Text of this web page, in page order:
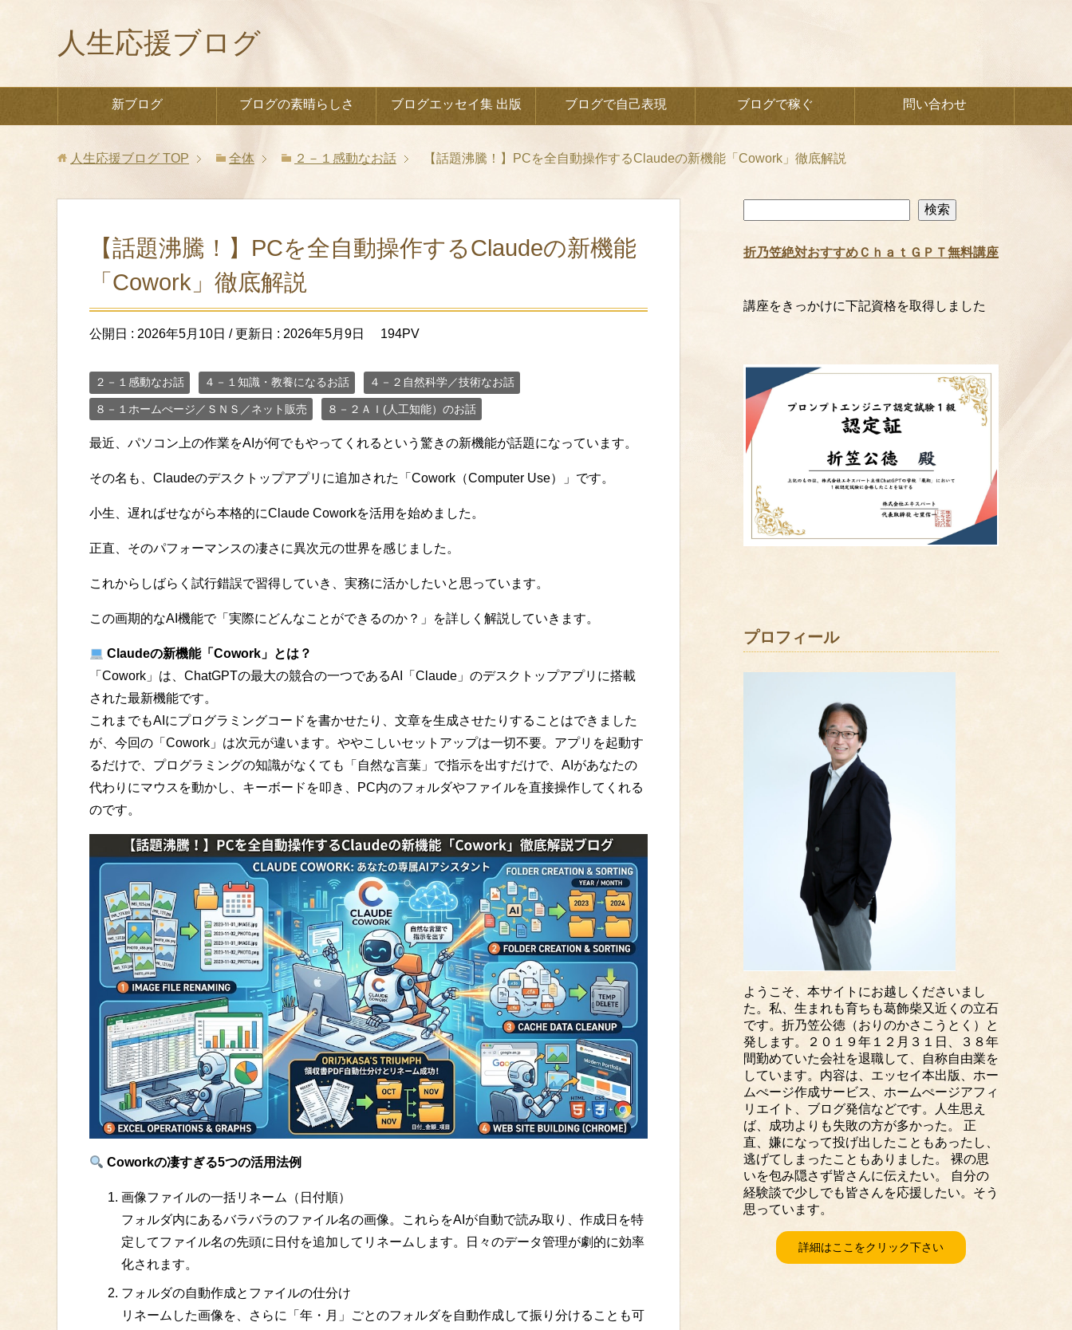
人生応援ブログ
新ブログ ブログの素晴らしさ ブログエッセイ集 出版 ブログで自己表現 ブログで稼ぐ 問い合わせ
人生応援ブログ TOP 全体 ２－１感動なお話 【話題沸騰！】PCを全自動操作するClaudeの新機能「Cowork」徹底解説
【話題沸騰！】PCを全自動操作するClaudeの新機能
「Cowork」徹底解説
公開日 : 2026年5月10日 / 更新日 : 2026年5月9日 194PV
２－１感動なお話 ４－１知識・教養になるお話 ４－２自然科学／技術なお話
８－１ホームぺージ／ＳＮＳ／ネット販売 ８－２ＡＩ(人工知能）のお話
最近、パソコン上の作業をAIが何でもやってくれるという驚きの新機能が話題になっています。
その名も、Claudeのデスクトップアプリに追加された「Cowork（Computer Use）」です。
小生、遅ればせながら本格的にClaude Coworkを活用を始めました。
正直、そのパフォーマンスの凄さに異次元の世界を感じました。
これからしばらく試行錯誤で習得していき、実務に活かしたいと思っています。
この画期的なAI機能で「実際にどんなことができるのか？」を詳しく解説していきます。
Claudeの新機能「Cowork」とは？
「Cowork」は、ChatGPTの最大の競合の一つであるAI「Claude」のデスクトップアプリに搭載
された最新機能です。
これまでもAIにプログラミングコードを書かせたり、文章を生成させたりすることはできました
が、今回の「Cowork」は次元が違います。ややこしいセットアップは一切不要。アプリを起動す
るだけで、プログラミングの知識がなくても「自然な言葉」で指示を出すだけで、AIがあなたの
代わりにマウスを動かし、キーボードを叩き、PC内のフォルダやファイルを直接操作してくれる
のです。
Coworkの凄すぎる5つの活用法例
画像ファイルの一括リネーム（日付順）
フォルダ内にあるバラバラのファイル名の画像。これらをAIが自動で読み取り、作成日を特
定してファイル名の先頭に日付を追加してリネームします。日々のデータ管理が劇的に効率
化されます。
フォルダの自動作成とファイルの仕分け
リネームした画像を、さらに「年・月」ごとのフォルダを自動作成して振り分けることも可
索
検索
折乃笠絶対おすすめＣｈａｔＧＰＴ無料講座
講座をきっかけに下記資格を取得しました
プロフィール
ようこそ、本サイトにお越しくださいまし
た。私、生まれも育ちも葛飾柴又近くの立石
です。折乃笠公徳（おりのかさこうとく）と
発します。２０１９年１２月３１日、３８年
間勤めていた会社を退職して、自称自由業を
しています。内容は、エッセイ本出版、ホー
ムぺージ作成サービス、ホームぺージアフィ
リエイト、ブログ発信などです。人生思え
ば、成功よりも失敗の方が多かった。 正
直、嫌になって投げ出したこともあったし、
逃げてしまったこともありました。 裸の思
いを包み隠さず皆さんに伝えたい。 自分の
経験談で少しでも皆さんを応援したい。そう
思っています。
詳細はここをクリック下さい